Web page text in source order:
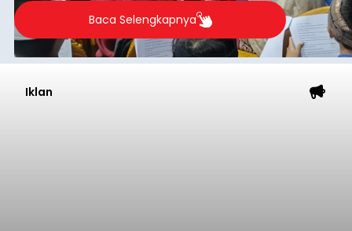
2026.
Baca Selengkapnya
Iklan